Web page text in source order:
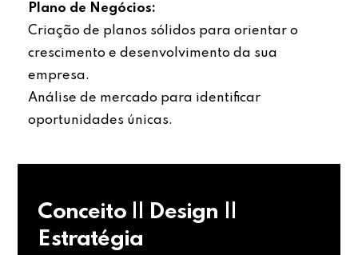
Plano de Negócios:
Criação de planos sólidos para orientar o
crescimento e desenvolvimento da sua
empresa.
Análise de mercado para identificar
oportunidades únicas.
Conceito || Design ||
Estratégia